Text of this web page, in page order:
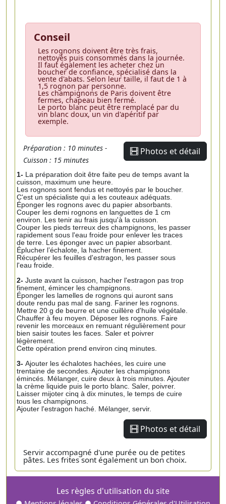
Conseil
Les rognons doivent être très frais,
nettoyés puis consommés dans la journée.
Il faut également les acheter chez un
boucher de confiance, spécialisé dans la
vente d'abats. Selon leur taille, il faut de 1 à
1,5 rognon par personne.
Les champignons de Paris doivent être
fermes, chapeau bien fermé.
Le porto blanc peut être remplacé par du
vin blanc doux, un vin d'apéritif par
exemple.
Préparation : 10 minutes -
Cuisson : 15 minutes
Photos et détail
1- La préparation doit être faite peu de temps avant la
cuisson, maximum une heure.
Les rognons sont fendus et nettoyés par le boucher.
C'est un spécialiste qui a les couteaux adéquats.
Éponger les rognons avec du papier absorbants.
Couper les demi rognons en languettes de 1 cm
environ. Les tenir au frais jusqu'à la cuisson.
Couper les pieds terreux des champignons, les passer
rapidement sous l'eau froide pour enlever les traces
de terre. Les éponger avec un papier absorbant.
Éplucher l’échalote, la hacher finement.
Récupérer les feuilles d'estragon, les passer sous
l'eau froide.
2- Juste avant la cuisson, hacher l'estragon pas trop
finement, émincer les champignons.
Éponger les lamelles de rognons qui auront sans
doute rendu pas mal de sang. Fariner les rognons.
Mettre 20 g de beurre et une cuillère d'huile végétale.
Chauffer à feu moyen. Déposer les rognons. Faire
revenir les morceaux en remuant régulièrement pour
bien saisir toutes les faces. Saler et poivrer
légèrement.
Cette opération prend environ cinq minutes.
3- Ajouter les échalotes hachées, les cuire une
trentaine de secondes. Ajouter les champignons
émincés. Mélanger, cuire deux à trois minutes. Ajouter
la crème liquide puis le porto blanc. Saler, poivrer.
Laisser mijoter cinq à dix minutes, le temps de cuire
tous les champignons.
Ajouter l'estragon haché. Mélanger, servir.
Photos et détail
Servir accompagné d'une purée ou de petites
pâtes. Les frites sont également un bon choix.
Les règles d'utilisation du site